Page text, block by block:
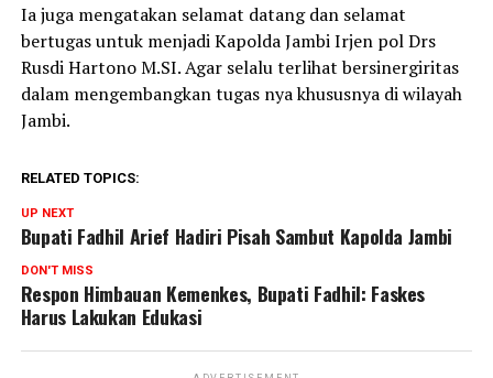
Ia juga mengatakan selamat datang dan selamat
bertugas untuk menjadi Kapolda Jambi Irjen pol Drs
Rusdi Hartono M.SI. Agar selalu terlihat bersinergiritas
dalam mengembangkan tugas nya khususnya di wilayah
Jambi.
RELATED TOPICS:
UP NEXT
Bupati Fadhil Arief Hadiri Pisah Sambut Kapolda Jambi
DON'T MISS
Respon Himbauan Kemenkes, Bupati Fadhil: Faskes
Harus Lakukan Edukasi